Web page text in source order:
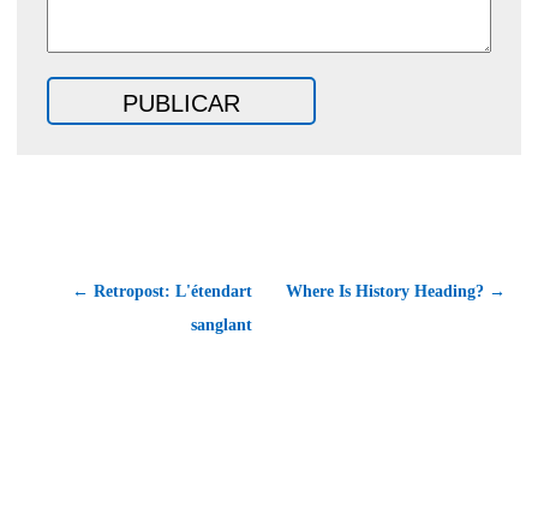
← Retropost: L'étendart
sanglant
Where Is History Heading? →